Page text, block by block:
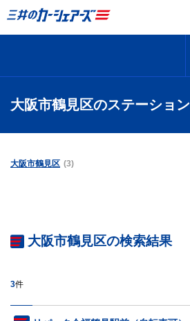
大阪市鶴見区のステーション
大阪市鶴見区 (3)
大阪市鶴見区の検索結果
3件